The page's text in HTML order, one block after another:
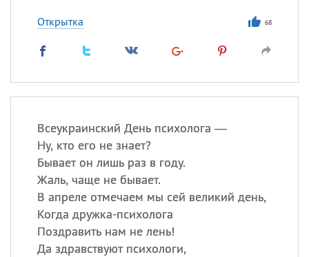
Открытка 68
Всеукраинский День психолога —
Ну, кто его не знает?
Бывает он лишь раз в году.
Жаль, чаще не бывает.
В апреле отмечаем мы сей великий день,
Когда дружка-психолога
Поздравить нам не лень!
Да здравствуют психологи,